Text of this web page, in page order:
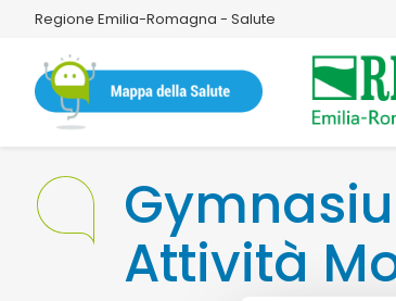
Regione Emilia-Romagna - Salute
Attività